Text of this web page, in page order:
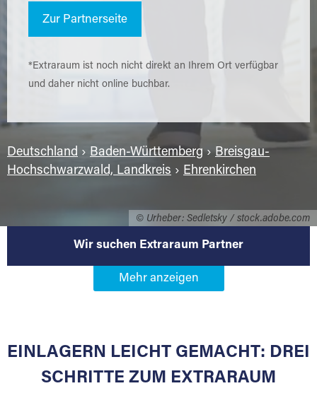
© Urheber: Sedletsky / stock.adobe.com
Zur Partnerseite
*Extraraum ist noch nicht direkt an Ihrem Ort verfügbar
und daher nicht online buchbar.
Deutschland › Baden-Württemberg› Breisgau-
Hochschwarzwald, Landkreis › Ehrenkirchen
Wir suchen Extraraum Partner
Werden Sie Extraraum Partner in
Sie bieten Kunden Lagerraum zur Miete, der
für die Einlagerung von Umzugsgut gebaut
EINLAGERN LEICHT GEMACHT: DREI
SCHRITTE ZUM EXTRARAUM